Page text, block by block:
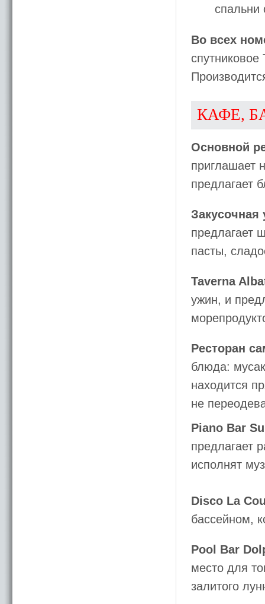
спальни
Во всех
КАФЕ,
Основной
приглашает
предлагает
Закусочная
предлагает
пасты,
Taverna
ужин, и
Ресторан
блюда:
находится
не
Piano Bar
предлагает
исполнят
Disco La
бассейном,
Pool Bar
место для
залитого